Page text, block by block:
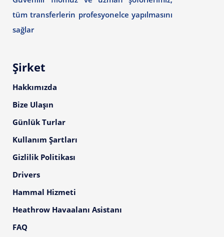
tüm transferlerin profesyonelce yapılmasını
sağlar
Şirket
Hakkımızda
Bize Ulaşın
Günlük Turlar
Kullanım Şartları
Gizlilik Politikası
Drivers
Hammal Hizmeti
Heathrow Havaalanı Asistanı
FAQ